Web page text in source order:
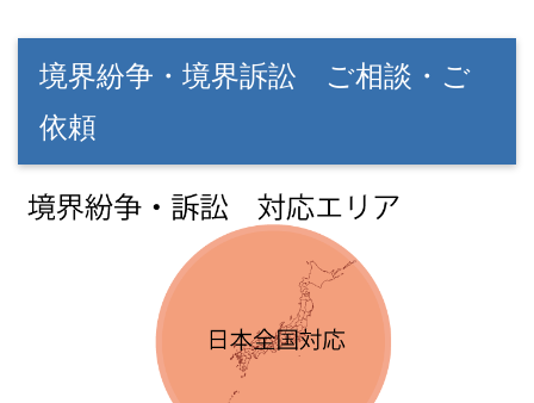
境界紛争・境界訴訟 ご相談・ご
依頼